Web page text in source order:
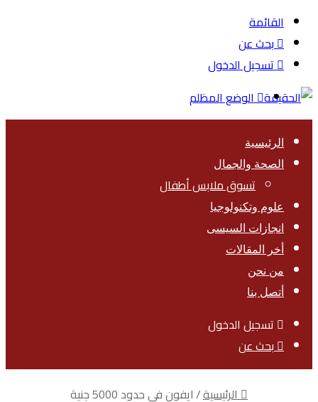
القائمة
بحث عن
تسجيل الدخول
الوضع المظلم
الرئيسية
الصحة والجمال
تسوق ملابس أطفال
علوم وتكنولوجيا
انجازات السيسى
أخر المقالات
من نحن
أتصل بنا
تسجيل الدخول
بحث عن
الرئيسية/ايفون فى حدود 5000 جنية